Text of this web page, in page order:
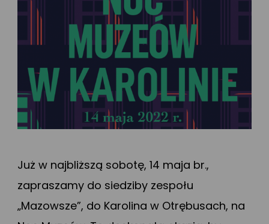
Już w najbliższą sobotę, 14 maja br.,
zapraszamy do siedziby zespołu
„Mazowsze”, do Karolina w Otrębusach, na